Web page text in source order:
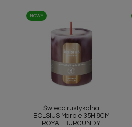
Świeca rustykalna
BOLSIUS Marble 35H 8CM
ROYAL BURGUNDY
NOWY